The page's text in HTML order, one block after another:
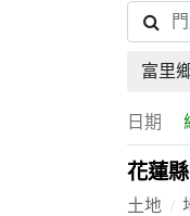
富里
日期
花蓮
土地